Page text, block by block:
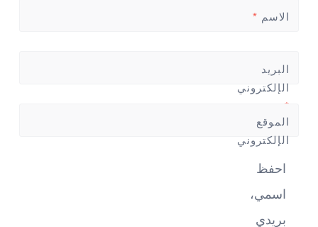
الاسم *
البريد
الإلكتروني
*
الموقع
الإلكتروني
احفظ
اسمي،
بريدي